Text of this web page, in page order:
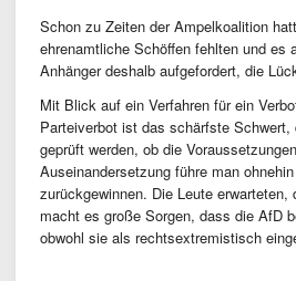
Schon zu Zeiten der Ampelkoalition
ehrenamtliche Schöffen fehlten und es
Anhänger deshalb aufgefordert, die
Mit Blick auf ein Verfahren für ein
Parteiverbot ist das schärfste
geprüft werden, ob die
Auseinandersetzung führe man
zurückgewinnen. Die Leute
macht es große Sorgen, dass die AfD
obwohl sie als rechtsextremistisch